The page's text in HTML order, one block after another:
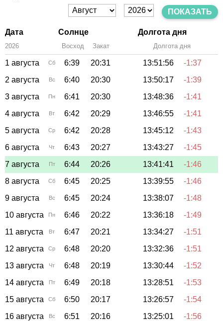
ПОКАЗАТЬ
Дата Солнце Долгота дня
2026 Восход Закат Долгота дня
1 августа Сб 6:39 20:31 13:51:56
-1:37
2 августа
Вс 6:40 20:30 13:50:17
-1:39
3 августа
Пн 6:41 20:30 13:48:36
-1:41
4 августа
Вт 6:42 20:29 13:46:55
-1:41
5 августа
Ср 6:42 20:28 13:45:12
-1:43
6 августа
Чт 6:43 20:27 13:43:27
-1:45
7 августа
Пт 6:44 20:26 13:41:41
-1:46
8 августа
Сб 6:45 20:25 13:39:55
-1:46
9 августа
Вс 6:45 20:24 13:38:07
-1:48
10 августа
Пн 6:46 20:22 13:36:18
-1:49
11 августа
Вт 6:47 20:21 13:34:27
-1:51
12 августа
Ср 6:48 20:20 13:32:36
-1:51
13 августа
Чт 6:48 20:19 13:30:44
-1:52
14 августа
Пт 6:49 20:18 13:28:51
-1:53
15 августа
Сб 6:50 20:17 13:26:57
-1:54
16 августа
Вс 6:51 20:16 13:25:01
-1:56